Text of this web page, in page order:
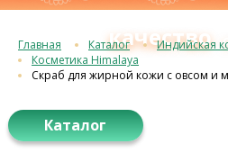
качество
Главная Каталог
Индийская
Косметика Himalaya
Скраб для жирной кожи с овсом и
Каталог